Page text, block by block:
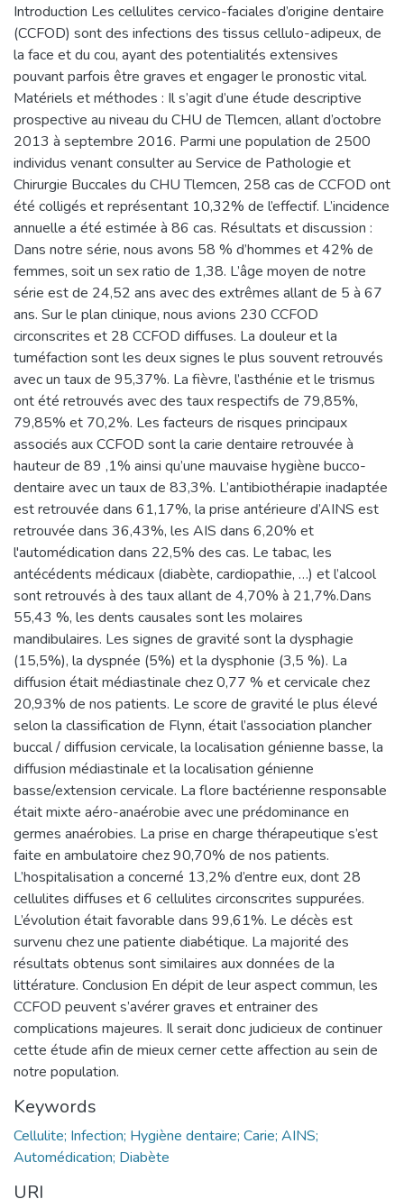
Introduction Les cellulites cervico-faciales d’origine dentaire
(CCFOD) sont des infections des tissus cellulo-adipeux, de
la face et du cou, ayant des potentialités extensives
pouvant parfois être graves et engager le pronostic vital.
Matériels et méthodes : Il s’agit d’une étude descriptive
prospective au niveau du CHU de Tlemcen, allant d’octobre
2013 à septembre 2016. Parmi une population de 2500
individus venant consulter au Service de Pathologie et
Chirurgie Buccales du CHU Tlemcen, 258 cas de CCFOD ont
été colligés et représentant 10,32% de l’effectif. L’incidence
annuelle a été estimée à 86 cas. Résultats et discussion :
Dans notre série, nous avons 58 % d’hommes et 42% de
femmes, soit un sex ratio de 1,38. L’âge moyen de notre
série est de 24,52 ans avec des extrêmes allant de 5 à 67
ans. Sur le plan clinique, nous avions 230 CCFOD
circonscrites et 28 CCFOD diffuses. La douleur et la
tuméfaction sont les deux signes le plus souvent retrouvés
avec un taux de 95,37%. La fièvre, l’asthénie et le trismus
ont été retrouvés avec des taux respectifs de 79,85%,
79,85% et 70,2%. Les facteurs de risques principaux
associés aux CCFOD sont la carie dentaire retrouvée à
hauteur de 89 ,1% ainsi qu’une mauvaise hygiène bucco-
dentaire avec un taux de 83,3%. L’antibiothérapie inadaptée
est retrouvée dans 61,17%, la prise antérieure d’AINS est
retrouvée dans 36,43%, les AIS dans 6,20% et
l'automédication dans 22,5% des cas. Le tabac, les
antécédents médicaux (diabète, cardiopathie, …) et l’alcool
sont retrouvés à des taux allant de 4,70% à 21,7%.Dans
55,43 %, les dents causales sont les molaires
mandibulaires. Les signes de gravité sont la dysphagie
(15,5%), la dyspnée (5%) et la dysphonie (3,5 %). La
diffusion était médiastinale chez 0,77 % et cervicale chez
20,93% de nos patients. Le score de gravité le plus élevé
selon la classification de Flynn, était l’association plancher
buccal / diffusion cervicale, la localisation génienne basse, la
diffusion médiastinale et la localisation génienne
basse/extension cervicale. La flore bactérienne responsable
était mixte aéro-anaérobie avec une prédominance en
germes anaérobies. La prise en charge thérapeutique s’est
faite en ambulatoire chez 90,70% de nos patients.
L’hospitalisation a concerné 13,2% d’entre eux, dont 28
cellulites diffuses et 6 cellulites circonscrites suppurées.
L’évolution était favorable dans 99,61%. Le décès est
survenu chez une patiente diabétique. La majorité des
résultats obtenus sont similaires aux données de la
littérature. Conclusion En dépit de leur aspect commun, les
CCFOD peuvent s’avérer graves et entrainer des
complications majeures. Il serait donc judicieux de continuer
cette étude afin de mieux cerner cette affection au sein de
notre population.
Keywords
Cellulite; Infection; Hygiène dentaire; Carie; AINS;
Automédication; Diabète
URI